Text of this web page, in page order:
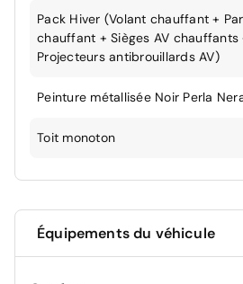
Pack Hiver (Volant chauffant +
chauffant + Sièges AV chauffants
Projecteurs antibrouillards AV)
Peinture métallisée Noir Perla
Toit monoton
Équipements du véhicule